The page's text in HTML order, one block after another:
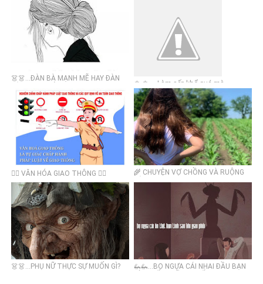
👗👗...ĐÀN BÀ MẠNH MẼ HAY ĐÀN
♔ ♔ ... Làm sếp khổ quá mà
👮‍♂️ VĂN HÓA GIAO THÔNG 👮‍♂️
🌾 CHUYỆN VỢ CHỒNG VÀ RUỘNG
👗👗...PHỤ NỮ THỰC SỰ MUỐN GÌ?
🦗🦗...BỌ NGỰA CÁI NHAI ĐẦU BẠN